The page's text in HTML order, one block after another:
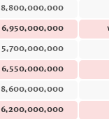
8,800,000,000
6,950,000,000
5,700,000,000
6,550,000,000
8,600,000,000
6,200,000,000